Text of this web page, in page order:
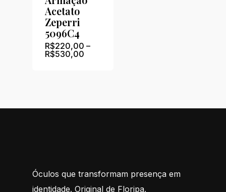
Acetato
Zeperri
5096C4
R$220,00 –
R$530,00
Óculos que transformam presença em
identidade. Original de Floripa.